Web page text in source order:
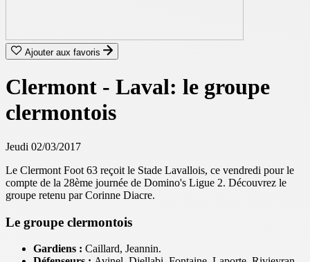
Ajouter aux favoris
Clermont - Laval: le groupe
clermontois
Jeudi 02/03/2017
Le Clermont Foot 63 reçoit le Stade Lavallois, ce vendredi pour le
compte de la 28ème journée de Domino's Ligue 2. Découvrez le
groupe retenu par Corinne Diacre.
Le groupe clermontois
Gardiens : Caillard, Jeannin.